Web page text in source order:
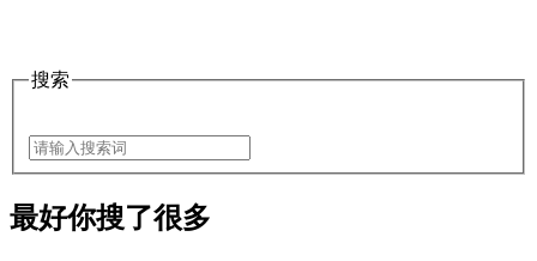
搜索
最好你搜了很多